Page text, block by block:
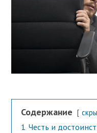
Содержание
1 Честь и